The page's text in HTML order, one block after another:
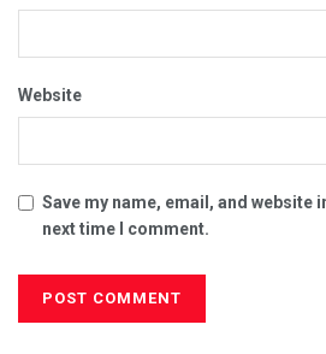
Website
Save my name, email, and website
next time I comment.